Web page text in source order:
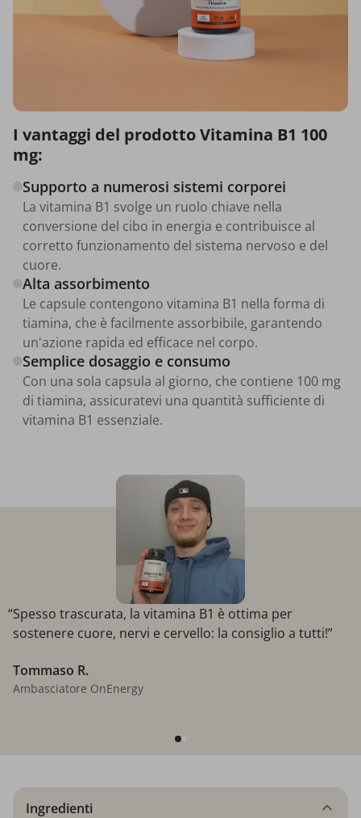
I vantaggi del prodotto Vitamina B1 100
mg:
Supporto a numerosi sistemi corporei
La vitamina B1 svolge un ruolo chiave nella
conversione del cibo in energia e contribuisce al
corretto funzionamento del sistema nervoso e del
cuore.
Alta assorbimento
Le capsule contengono vitamina B1 nella forma di
tiamina, che è facilmente assorbibile, garantendo
un'azione rapida ed efficace nel corpo.
Semplice dosaggio e consumo
Con una sola capsula al giorno, che contiene 100 mg
di tiamina, assicuratevi una quantità sufficiente di
vitamina B1 essenziale.
“Spesso trascurata, la vitamina B1 è ottima per
sostenere cuore, nervi e cervello: la consiglio a tutti!”
Tommaso R.
Ambasciatore OnEnergy
Ingredienti